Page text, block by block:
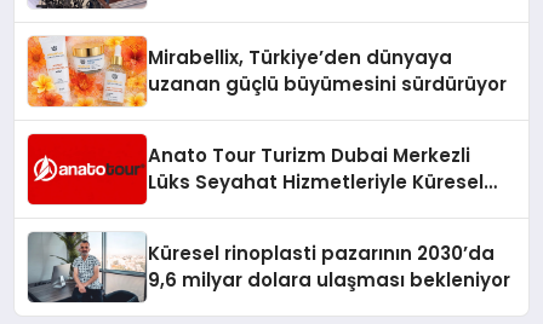
Mirabellix, Türkiye’den dünyaya
uzanan güçlü büyümesini sürdürüyor
Anato Tour Turizm Dubai Merkezli
Lüks Seyahat Hizmetleriyle Küresel
Küresel rinoplasti pazarının 2030’da
9,6 milyar dolara ulaşması bekleniyor